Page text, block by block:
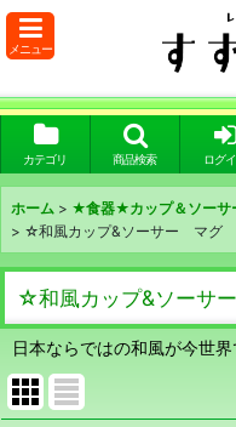
メニュー
カテゴリ 商品検索 ログ
ホーム > ★食器★カップ＆ソーサ
> ☆和風カップ&ソーサー マグ
☆和風カップ&ソー
日本ならではの和風が今世